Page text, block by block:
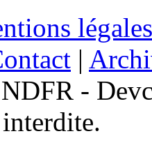
légales
|
-